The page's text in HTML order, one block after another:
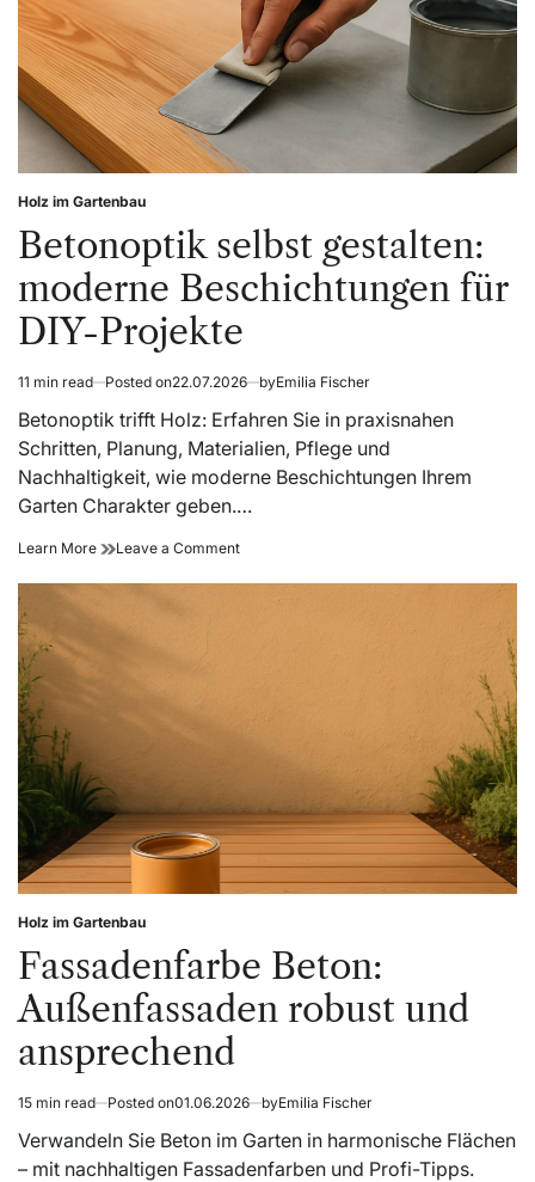
Posted
in
Holz im Gartenbau
Betonoptik selbst gestalten:
moderne Beschichtungen für
DIY-Projekte
Estimated
read
time
11 min read Posted on22.07.2026 byEmilia Fischer
Betonoptik trifft Holz: Erfahren Sie in praxisnahen
Schritten, Planung, Materialien, Pflege und
Nachhaltigkeit, wie moderne Beschichtungen Ihrem
Garten Charakter geben.…
Learn More Betonoptik
Beschichtungen
Leave a Commenton
Posted
in
Holz im Gartenbau
Fassadenfarbe Beton:
Außenfassaden robust und
ansprechend
Estimated
read
time
15 min read Posted on01.06.2026 byEmilia Fischer
Verwandeln Sie Beton im Garten in harmonische Flächen
– mit nachhaltigen Fassadenfarben und Profi-Tipps.